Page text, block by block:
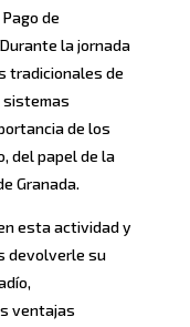
de
la jornada
tradicionales de
sistemas
de los
del papel de la
Granada.
esta actividad y
devolverle su
ventajas